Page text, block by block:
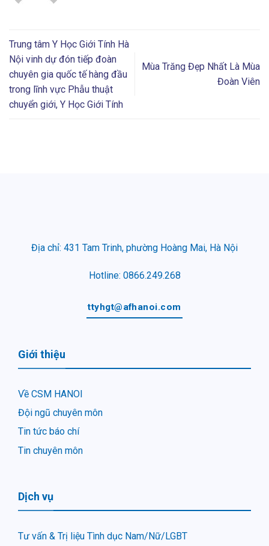
Trung tâm Y Học Giới Tính Hà
Nội vinh dự đón tiếp đoàn
chuyên gia quốc tế hàng đầu
trong lĩnh vực Phẫu thuật
chuyển giới, Y Học Giới Tính
Mùa Trăng Đẹp Nhất Là Mùa
Đoàn Viên
Địa chỉ: 431 Tam Trinh, phường Hoàng Mai, Hà Nội
Hotline: 0866.249.268
ttyhgt@afhanoi.com
Giới thiệu
Về CSM HANOI
Đội ngũ chuyên môn
Tin tức báo chí
Tin chuyên môn
Dịch vụ
Tư vấn & Trị liệu Tình dục Nam/Nữ/LGBT